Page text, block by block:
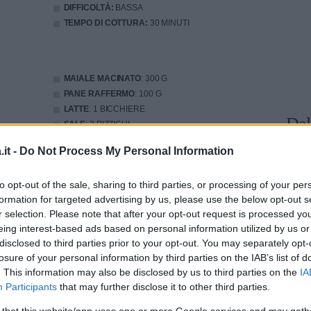
- Do Not Process My Personal Information
opt-out of the sale, sharing to third parties, or processing of your
for targeted advertising by us, please use the below opt-out
selection. Please note that after your opt-out request is processed
interest-based ads based on personal information utilized by us
to third parties prior to your opt-out. You may separately
of your personal information by third parties on the IAB’s list of
This information may also be disclosed by us to third parties on the
Participants that may further disclose it to other third parties.
DIFFICOLTÀ: BASSA
TEMPO DI COTTURA: 30 MINUTI
MAIALEMACINATO: 300 G
PANE RAFFERMO: 100 G
LATTE: 1 BICCHIERE
SALE: 2 PIZZICHI
BRODO VEGETALE: 3 TAZZE
le due carni macinate, il pane
latte e strizzato, 1 uovo, il parmigiano,
tritato, lo spicchio d’aglio spremuto, una